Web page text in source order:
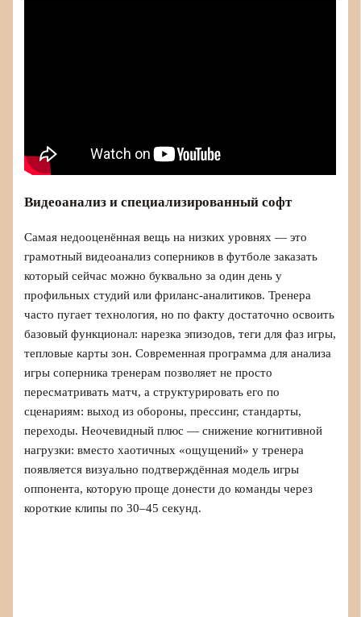
Видеоанализ и специализированный софт
Самая недооценённая вещь на низких уровнях — это
грамотный видеoанализ соперников в футболе заказать
который сейчас можно буквально за один день у
профильных студий или фриланс‑аналитиков. Тренера
часто пугает технология, но по факту достаточно освоить
базовый функционал: нарезка эпизодов, теги для фаз игры,
тепловые карты зон. Современная программа для анализа
игры соперника тренерам позволяет не просто
пересматривать матч, а структурировать его по
сценариям: выход из обороны, прессинг, стандарты,
переходы. Неочевидный плюс — снижение когнитивной
нагрузки: вместо хаотичных «ощущений» у тренера
появляется визуально подтверждённая модель игры
оппонента, которую проще донести до команды через
короткие клипы по 30–45 секунд.